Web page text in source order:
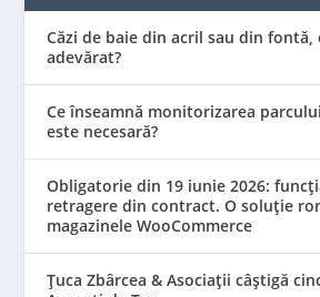
Căzi de baie din acril sau din fontă,
adevărat?
Ce înseamnă monitorizarea
este necesară?
Obligatorie din 19 iunie 2026:
retragere din contract. O soluție
magazinele WooCommerce
Țuca Zbârcea & Asociații câștigă